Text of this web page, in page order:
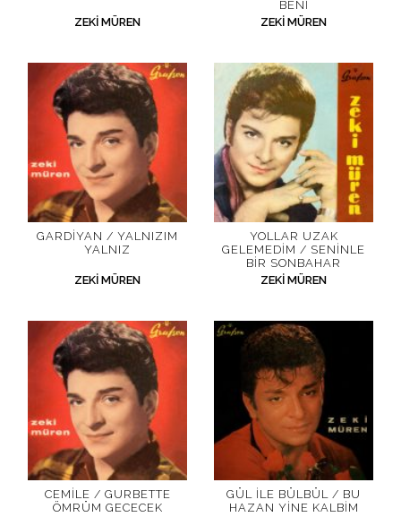
ZEKI MÜREN
BENI
ZEKI MÜREN
GARDIYAN / YALNIZIM
YALNIZ
ZEKI MÜREN
YOLLAR UZAK
GELEMEDIM / SENINLE
BIR SONBAHAR
ZEKI MÜREN
CEMILE / GURBETTE
ÖMRÜM GECECEK
GÜL İLE BÜLBÜL / BU
HAZAN YINE KALBIM